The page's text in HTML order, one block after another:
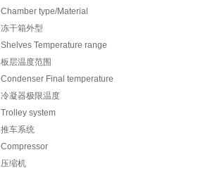
Chamber type/Material
冻干箱外型
Shelves Temperature range
板层温度范围
Condenser Final temperature
冷凝器极限温度
Trolley system
推车系统
Compressor
压缩机